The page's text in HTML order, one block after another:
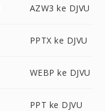
AZW3 ke DJVU
PPTX ke DJVU
WEBP ke DJVU
PPT ke DJVU